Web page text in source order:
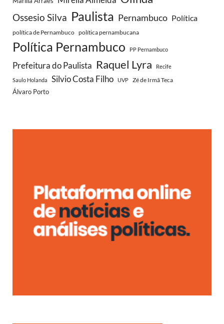
Ossesio Silva Paulista Pernambuco Política
política de Pernambuco política pernambucana
Política Pernambuco PP Pernambuco
Prefeitura do Paulista Raquel Lyra Recife
Saulo Holanda Silvio Costa Filho UVP
Zé de Irmã Teca
Álvaro Porto